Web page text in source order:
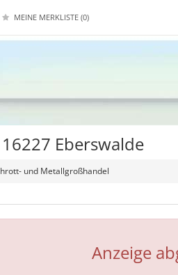
MEINE MERKLISTE (0)
Eberswalde
und Metallgroßhandel
Anzeige